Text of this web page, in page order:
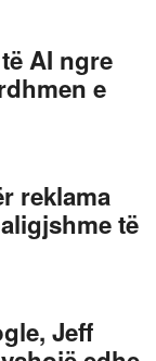
AI ngre
e
reklama
të
Jeff